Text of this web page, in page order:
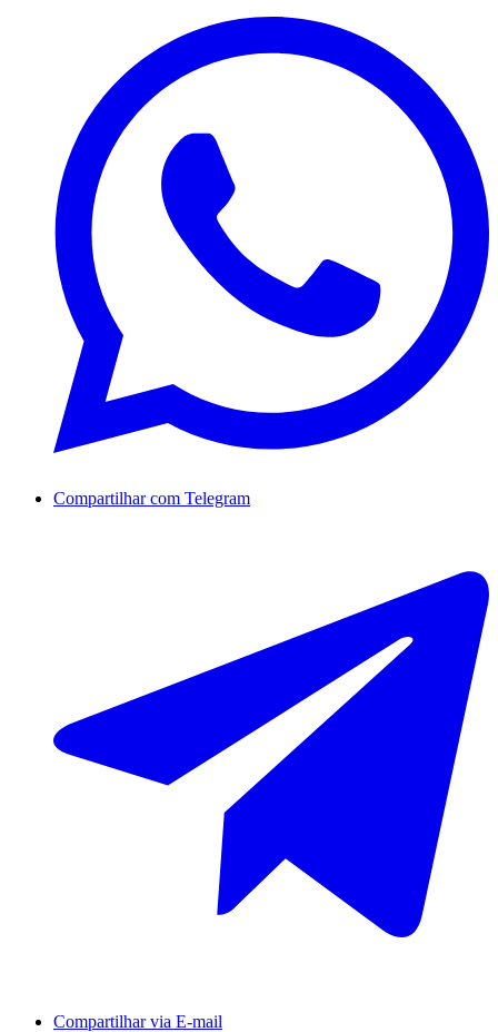
Compartilhar com Telegram
Compartilhar via E-mail